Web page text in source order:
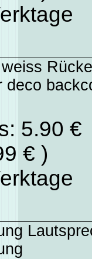
deco
5.90
€ )